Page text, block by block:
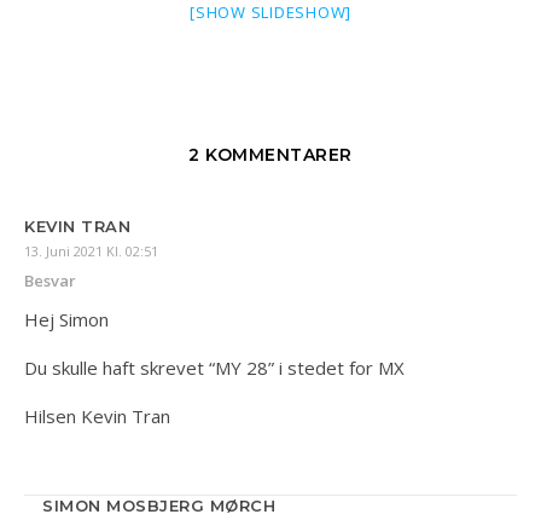
[SHOW SLIDESHOW]
2 KOMMENTARER
KEVIN TRAN
13. Juni 2021 Kl. 02:51
Besvar
Hej Simon
Du skulle haft skrevet “MY 28” i stedet for MX
Hilsen Kevin Tran
SIMON MOSBJERG MØRCH